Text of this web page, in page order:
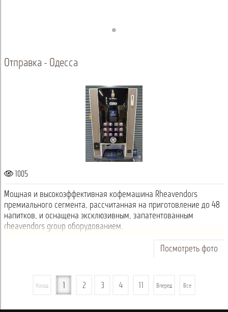
Отправка - Одесса
1005
Мощная и высокоэффективная кофемашина Rheavendors
премиального сегмента, рассчитанная на приготовление до 48
напитков, и оснащена эксклюзивным, запатентованным
rheavendors group оборудованием.
Посмотреть фото
Назад 2 3 4 Вперед Все